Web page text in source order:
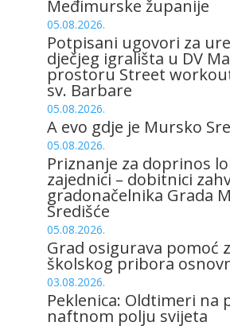
Međimurske županije
05.08.2026.
Potpisani ugovori za
dječjeg igrališta u DV
prostoru Street
sv. Barbare
05.08.2026.
A evo gdje je Mursko
05.08.2026.
Priznanje za doprinos
zajednici – dobitnici
gradonačelnika Grada
Središće
05.08.2026.
Grad osigurava pomoć
školskog pribora
03.08.2026.
Peklenica: Oldtimeri na
naftnom polju svijeta